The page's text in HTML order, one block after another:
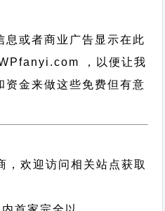
息或者商业广告显示在此
，以便让我
资金来做这些免费但有意
，欢迎访问相关站点获取